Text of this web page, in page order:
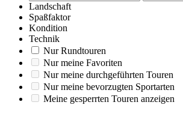
Landschaft
Spaßfaktor
Kondition
Technik
Nur Rundtouren
Nur meine Favoriten
Nur meine durchgeführten Touren
Nur meine bevorzugten Sportarten
Meine gesperrten Touren anzeigen